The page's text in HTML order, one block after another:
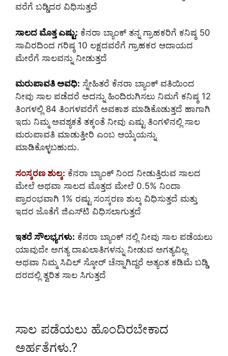
ವರೆಗೆ ಬಡ್ಡಿದರ ವಿಧಿಸುತ್ತದೆ
ಸಾಲದ ಮೊತ್ತ ಎಷ್ಟು: ಕೆನರಾ ಬ್ಯಾಂಕ್ ತನ್ನ ಗ್ರಾಹಕರಿಗೆ ಕನಿಷ್ಠ 50
ಸಾವಿರದಿಂದ ಗರಿಷ್ಠ 10 ಲಕ್ಷದವರೆಗೆ ಗ್ರಾಹಕರ ಆದಾಯದ
ಮೇರೆಗೆ ಸಾಲವನ್ನು ನೀಡುತ್ತದೆ
ಮರುಪಾವತಿ ಅವಧಿ: ಸ್ನೇಹಿತರೆ ಕೆನರಾ ಬ್ಯಾಂಕ್ ವತಿಯಿಂದ
ನೀವು ಸಾಲ ಪಡೆದರೆ ಅದನ್ನು ಹಿಂದಿರುಗಿಸಲು ನಿಮಗೆ ಕನಿಷ್ಠ 12
ತಿಂಗಳಲ್ಲಿ 84 ತಿಂಗಳವರೆಗೆ ಅವಕಾಶ ಮಾಡಿಕೊಡುತ್ತದೆ ಹಾಗಾಗಿ
ಇದು ನಿಮ್ಮ ಅವಶ್ಯಕತೆ ತಕ್ಕಂತೆ ನೀವು ಎಷ್ಟು ತಿಂಗಳಿನಲ್ಲಿ ಸಾಲ
ಮರುಪಾವತಿ ಮಾಡುತ್ತೀರಿ ಎಂಬ ಆಯ್ಕೆಯನ್ನು
ಮಾಡಿಕೊಳ್ಳಬಹುದು.
ಸಂಸ್ಕರಣ ಶುಲ್ಕ: ಕೆನರಾ ಬ್ಯಾಂಕ್ ನಿಂದ ನೀಡುತ್ತಿರುವ ಸಾಲದ
ಮೇಲೆ ಅಥವಾ ಸಾಲದ ಮೊತ್ತದ ಮೇಲೆ 0.5% ನಿಂದಾ
ಪ್ರಾರಂಭವಾಗಿ 1% ರಷ್ಟು ಸಂಸ್ಕರಣ ಶುಲ್ಕ ವಿಧಿಸುತ್ತದೆ ಮತ್ತು
ಇದರ ಜೊತೆಗೆ ಜಿಎಸ್‌ಟಿ ವಿಧಿಸಲಾಗುತ್ತದೆ
ಇತರೆ ಸೌಲಭ್ಯಗಳು: ಕೆನರಾ ಬ್ಯಾಂಕ್ ನಲ್ಲಿ ನೀವು ಸಾಲ ಪಡೆಯಲು
ಯಾವುದೇ ಅಗತ್ಯ ದಾಖಲಾತಿಗಳನ್ನು ನೀಡುವ ಅಗತ್ಯವಿಲ್ಲ
ಅಥವಾ ನಿಮ್ಮ ಸಿವಿಲ್ ಸ್ಕೋರ್ ಚೆನ್ನಾಗಿದ್ದರೆ ಅತ್ಯಂತ ಕಡಿಮೆ ಬಡ್ಡಿ
ದರದಲ್ಲಿ ತ್ವರಿತ ಸಾಲ ಸಿಗುತ್ತದೆ
ಸಾಲ ಪಡೆಯಲು ಹೊಂದಿರಬೇಕಾದ
ಅರ್ಹತೆಗಳು.?